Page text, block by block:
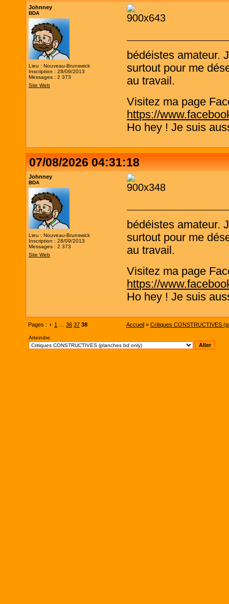
Johnney
BDA
Lieu : Nouveau-Brunswick
Inscription : 28/09/2013
Messages : 2 373
Site Web
bédéistes amateur.
surtout pour me
au travail.
Visitez ma page
https://
Ho hey ! Je suis
07/08/2026 04:31:18
Johnney
BDA
Lieu : Nouveau-Brunswick
Inscription : 28/09/2013
Messages : 2 373
Site Web
bédéistes amateur.
surtout pour me
au travail.
Visitez ma page
https://
Ho hey ! Je suis
Pages : ‹ 1 36 37 38 Accueil » Critiques CONSTRUCTIVES
Atteindre